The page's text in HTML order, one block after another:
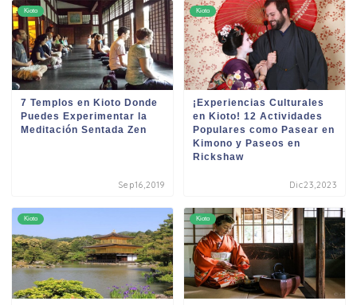
Kioto
7 Templos en Kioto Donde
Puedes Experimentar la
Meditación Sentada Zen
Sep16,2019
Kioto
¡Experiencias Culturales
en Kioto! 12 Actividades
Populares como Pasear en
Kimono y Paseos en
Rickshaw
Dic23,2023
Kioto Kioto